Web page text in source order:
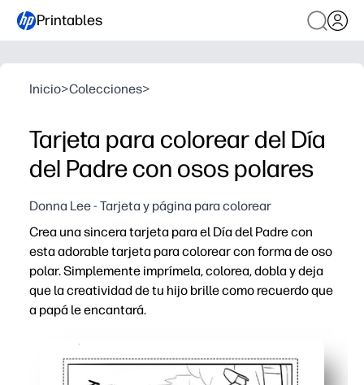
Printables
Inicio>Colecciones>
Tarjeta para colorear del Día
del Padre con osos polares
Donna Lee - Tarjeta y página para colorear
Crea una sincera tarjeta para el Día del Padre con
esta adorable tarjeta para colorear con forma de oso
polar. Simplemente imprímela, colorea, dobla y deja
que la creatividad de tu hijo brille como recuerdo que
a papá le encantará.
Actividad para imprimir y llevar sin preparación, que
Involucra a los niños de todas las edades con lindos